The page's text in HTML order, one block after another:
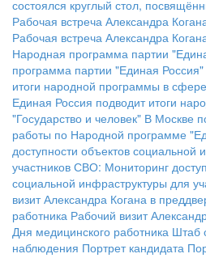
состоялся круглый стол,
Рабочая встреча Александра
Рабочая встреча Александра
Народная программа партии
программа партии "Единая Россия"
итоги народной программы в
Единая Россия подводит итоги
"Государство и человек" В Москве
работы по Народной программе
доступности объектов социальной
участников СВО: Мониторинг
социальной инфраструктуры для
визит Александра Когана в
работника Рабочий визит
Дня медицинского работника Штаб
наблюдения Портрет кандидата